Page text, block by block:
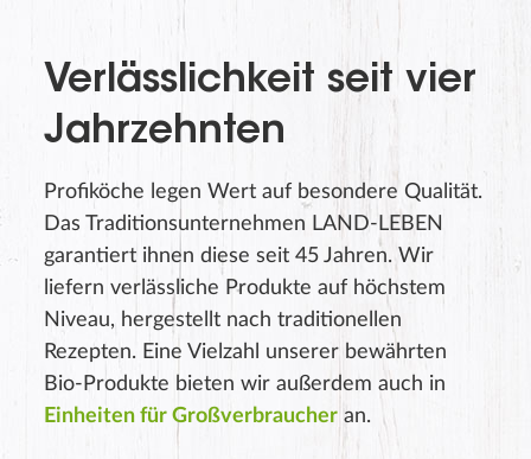
Verlässlichkeit seit vier
Jahrzehnten
Profiköche legen Wert auf besondere Qualität.
Das Traditionsunternehmen LAND-LEBEN
garantiert ihnen diese seit 45 Jahren. Wir
liefern verlässliche Produkte auf höchstem
Niveau, hergestellt nach traditionellen
Rezepten. Eine Vielzahl unserer bewährten
Bio-Produkte bieten wir außerdem auch in
Einheiten für Großverbraucheran.